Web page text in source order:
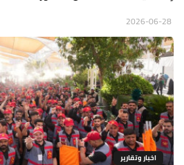
اخبار وتقارير